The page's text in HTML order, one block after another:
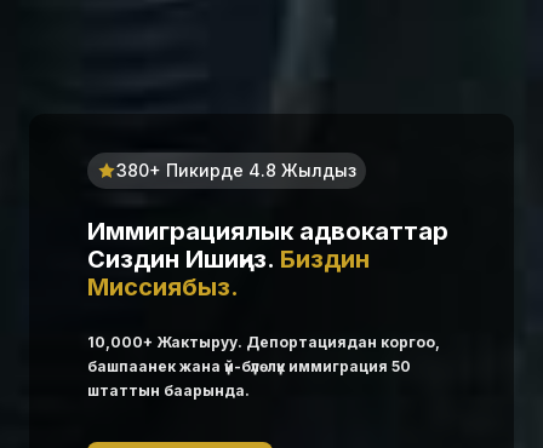
380+ Пикирде 4.8 Жылдыз
Иммиграциялык адвокаттар
Сиздин Ишиңиз. Биздин
Миссиябыз.
10,000+ Жактыруу. Депортациядан коргоо,
башпаанек жана үй-бүлөлүк иммиграция 50
штаттын баарында.